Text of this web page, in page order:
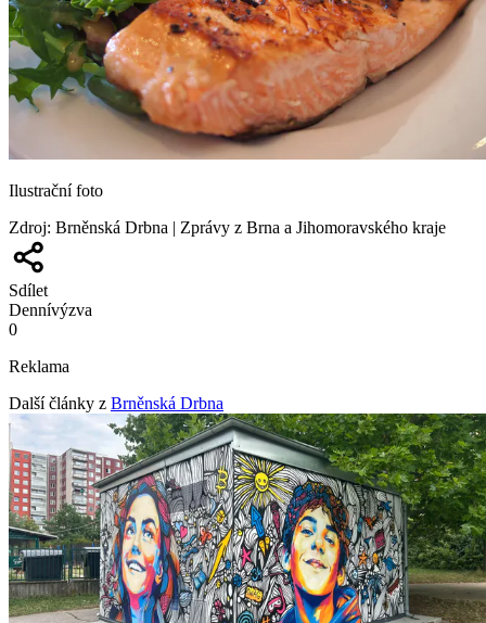
Ilustrační foto
Zdroj: Brněnská Drbna | Zprávy z Brna a Jihomoravského kraje
Sdílet
Dennívýzva
0
Reklama
Další články z Brněnská Drbna